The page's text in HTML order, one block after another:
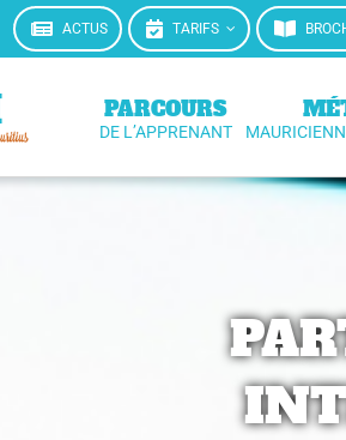
ACTUS TARIFS
PARCOURS
DE L’APPRENANT